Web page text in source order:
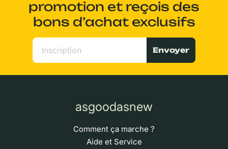
promotion et reçois des
bons d’achat exclusifs
Envoyer
asgoodasnew
Comment ça marche ?
Aide et Service